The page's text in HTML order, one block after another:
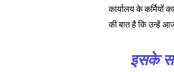
कार्यालय के कर्मियों
की बात है कि उन्हें
इसके